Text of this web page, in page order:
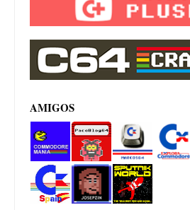
AMIGOS
ore manía
Explora
Commod
ore
PacoBlog
64
Marcos64
Commod
ore Spain
Sputnik
World
Josepzin